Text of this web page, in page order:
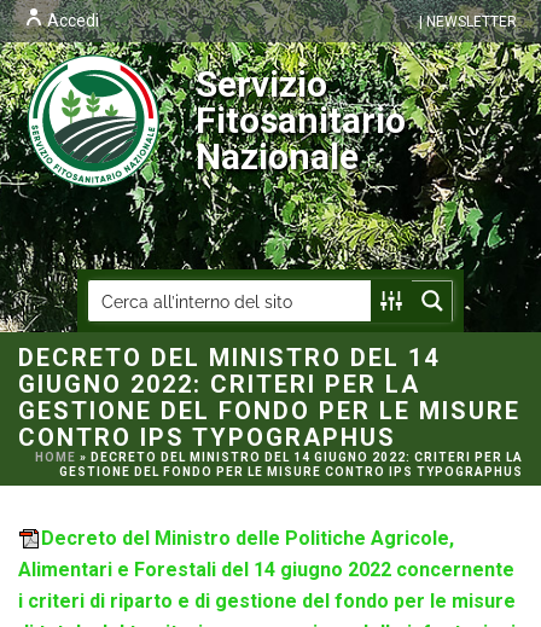
| NEWSLETTER
Accedi
Servizio
Fitosanitario
Nazionale
DECRETO DEL MINISTRO DEL 14
GIUGNO 2022: CRITERI PER LA
GESTIONE DEL FONDO PER LE MISURE
CONTRO IPS TYPOGRAPHUS
HOME » DECRETO DEL MINISTRO DEL 14 GIUGNO 2022: CRITERI PER LA
GESTIONE DEL FONDO PER LE MISURE CONTRO IPS TYPOGRAPHUS
Decreto del Ministro delle Politiche Agricole,
Alimentari e Forestali del 14 giugno 2022 concernente
i criteri di riparto e di gestione del fondo per le misure